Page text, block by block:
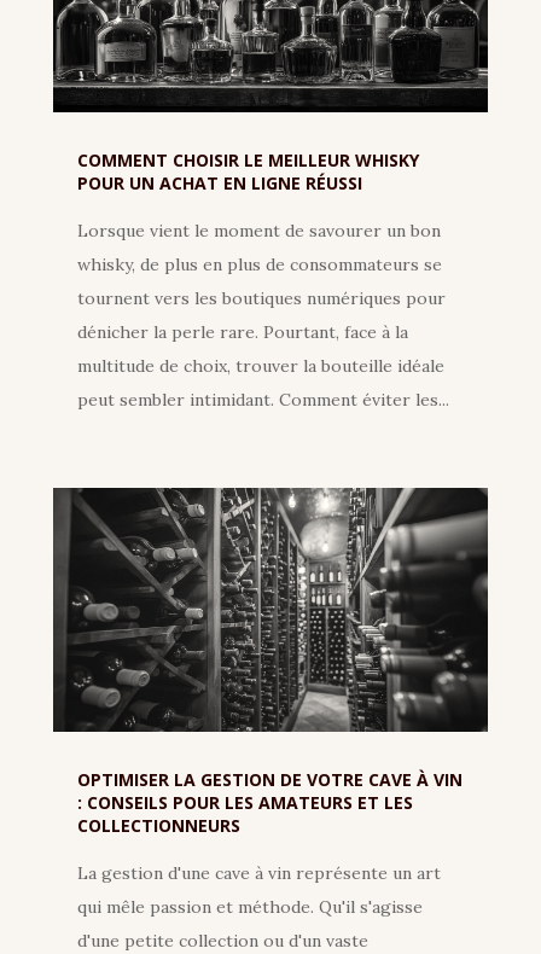
COMMENT CHOISIR LE MEILLEUR WHISKY
POUR UN ACHAT EN LIGNE RÉUSSI
Lorsque vient le moment de savourer un bon
whisky, de plus en plus de consommateurs se
tournent vers les boutiques numériques pour
dénicher la perle rare. Pourtant, face à la
multitude de choix, trouver la bouteille idéale
peut sembler intimidant. Comment éviter les...
OPTIMISER LA GESTION DE VOTRE CAVE À VIN
: CONSEILS POUR LES AMATEURS ET LES
COLLECTIONNEURS
La gestion d'une cave à vin représente un art
qui mêle passion et méthode. Qu'il s'agisse
d'une petite collection ou d'un vaste